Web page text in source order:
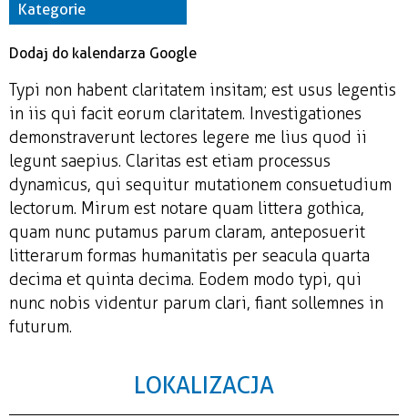
Kategorie
Dodaj do kalendarza Google
Typi non habent claritatem insitam; est usus legentis
in iis qui facit eorum claritatem. Investigationes
demonstraverunt lectores legere me lius quod ii
legunt saepius. Claritas est etiam processus
dynamicus, qui sequitur mutationem consuetudium
lectorum. Mirum est notare quam littera gothica,
quam nunc putamus parum claram, anteposuerit
litterarum formas humanitatis per seacula quarta
decima et quinta decima. Eodem modo typi, qui
nunc nobis videntur parum clari, fiant sollemnes in
futurum.
LOKALIZACJA